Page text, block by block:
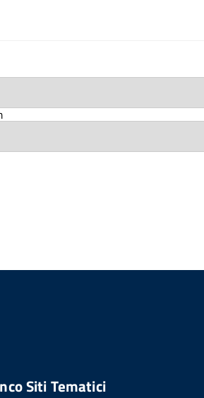
Siti Tematici